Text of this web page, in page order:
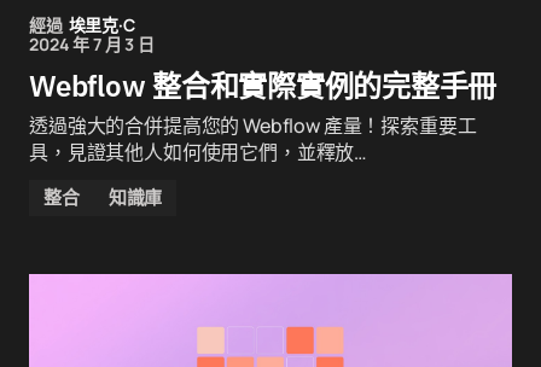
經過 埃里克·C
2024 年 7 月 3 日
Webflow 整合和實際實例的完整手冊
透過強大的合併提高您的 Webflow 產量！探索重要工
具，見證其他人如何使用它們，並釋放…
整合 知識庫